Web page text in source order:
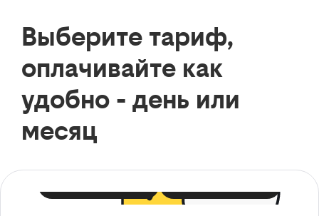
Выберите тариф,
оплачивайте как
удобно - день или
месяц